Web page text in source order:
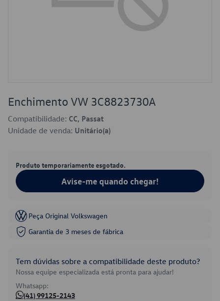
Enchimento VW 3C8823730A
Compatibilidade: CC, Passat
Unidade de venda: Unitário(a)
Produto temporariamente esgotado.
Avise-me quando chegar!
Peça Original Volkswagen
Garantia de 3 meses de fábrica
Tem dúvidas sobre a compatibilidade deste produto?
Nossa equipe especializada está pronta para ajudar!
Whatsapp:
(41) 99125-2143